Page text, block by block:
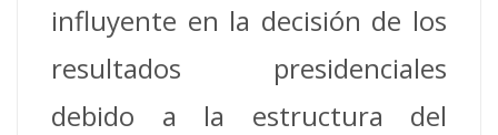
influyente en la decisión de los
resultados presidenciales
debido a la estructura del